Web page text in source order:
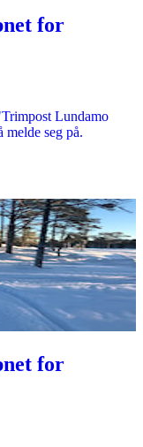
for
Lundamo
melde seg på.
for